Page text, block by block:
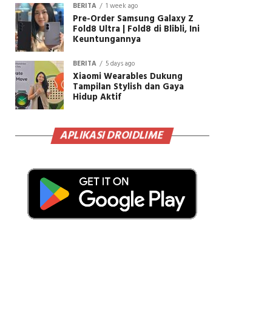
BERITA 1 week ago
Pre-Order Samsung Galaxy Z
Fold8 Ultra | Fold8 di Blibli, Ini
Keuntungannya
BERITA 5 days ago
Xiaomi Wearables Dukung
Tampilan Stylish dan Gaya
Hidup Aktif
APLIKASI DROIDLIME